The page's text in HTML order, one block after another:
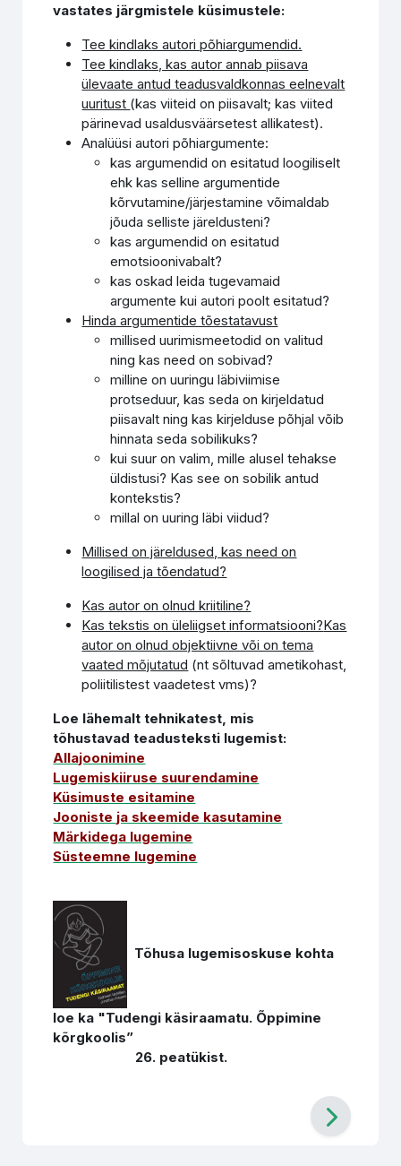
vastates järgmistele küsimustele:
Tee kindlaks autori põhiargumendid.
Tee kindlaks, kas autor annab piisava
ülevaate antud teadusvaldkonnas eelnevalt
uuritust (kas viiteid on piisavalt; kas viited
pärinevad usaldusväärsetest allikatest).
Analüüsi autori põhiargumente:
kas argumendid on esitatud loogiliselt
ehk kas selline argumentide
kõrvutamine/järjestamine võimaldab
jõuda selliste järeldusteni?
kas argumendid on esitatud
emotsioonivabalt?
kas oskad leida tugevamaid
argumente kui autori poolt esitatud?
Hinda argumentide tõestatavust
millised uurimismeetodid on valitud
ning kas need on sobivad?
milline on uuringu läbiviimise
protseduur, kas seda on kirjeldatud
piisavalt ning kas kirjelduse põhjal võib
hinnata seda sobilikuks?
kui suur on valim, mille alusel tehakse
üldistusi? Kas see on sobilik antud
kontekstis?
millal on uuring läbi viidud?
Millised on järeldused, kas need on
loogilised ja tõendatud?
Kas autor on olnud kriitiline?
Kas tekstis on üleliigset informatsiooni?Kas
autor on olnud objektiivne või on tema
vaated mõjutatud (nt sõltuvad ametikohast,
poliitilistest vaadetest vms)?
Loe lähemalt tehnikatest, mis
tõhustavad teadusteksti lugemist:
Allajoonimine
Lugemiskiiruse suurendamine
Küsimuste esitamine
Jooniste ja skeemide kasutamine
Märkidega lugemine
Süsteemne lugemine
Tõhusa lugemisoskuse kohta
loe ka "Tudengi käsiraamatu. Õppimine
kõrgkoolis”
26. peatükist.